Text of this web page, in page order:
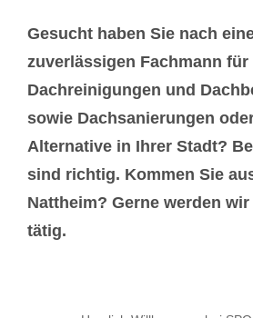
Gesucht haben Sie nach
zuverlässigen Fachmann für
Dachreinigungen und
sowie Dachsanierungen
Alternative in Ihrer Stadt?
sind richtig. Kommen Sie
Nattheim? Gerne werden
tätig.